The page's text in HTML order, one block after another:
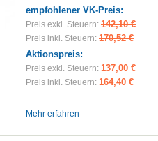
empfohlener VK-Preis:
Preis exkl. Steuern: 142,10 €
Preis inkl. Steuern: 170,52 €
Aktionspreis:
Preis exkl. Steuern: 137,00 €
Preis inkl. Steuern: 164,40 €
Mehr erfahren